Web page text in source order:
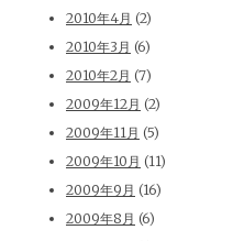
2010年4月 (2)
2010年3月 (6)
2010年2月 (7)
2009年12月 (2)
2009年11月 (5)
2009年10月 (11)
2009年9月 (16)
2009年8月 (6)